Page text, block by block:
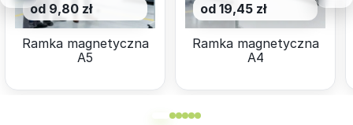
od 9,80 zł
Ramka magnetyczna
A5
od 19,45 zł
Ramka magnetyczna
A4